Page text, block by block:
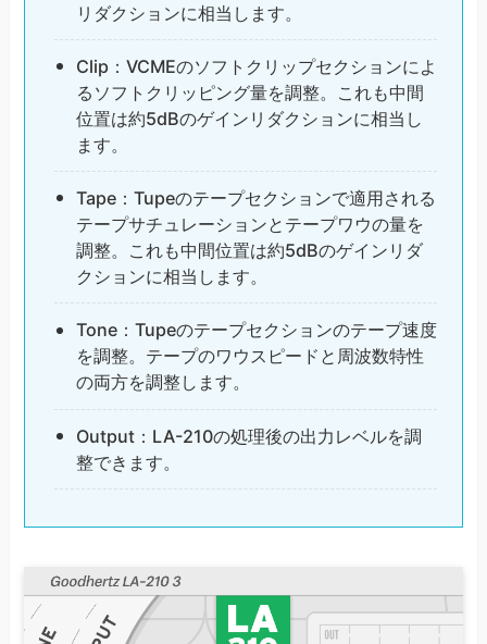
リダクションに相当します。
Clip：VCMEのソフトクリップセクションによ
るソフトクリッピング量を調整。これも中間
位置は約5dBのゲインリダクションに相当し
ます。
Tape：Tupeのテープセクションで適用される
テープサチュレーションとテープワウの量を
調整。これも中間位置は約5dBのゲインリダ
クションに相当します。
Tone：Tupeのテープセクションのテープ速度
を調整。テープのワウスピードと周波数特性
の両方を調整します。
Output：LA-210の処理後の出力レベルを調
整できます。